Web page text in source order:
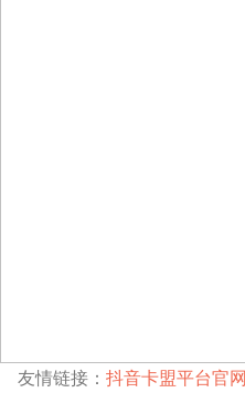
友情链接： 抖音卡盟平台官网